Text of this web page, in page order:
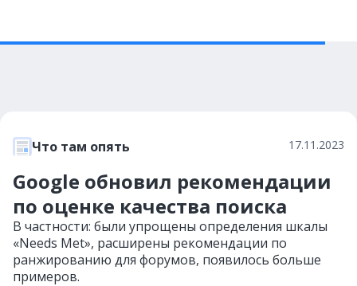
Что там опять 17.11.2023
Google обновил рекомендации
по оценке качества поиска
В частности: были упрощены определения шкалы
«Needs Met», расширены рекомендации по
ранжированию для форумов, появилось больше
примеров.